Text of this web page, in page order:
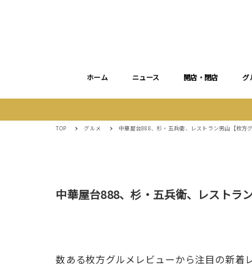
ホーム ニュース 開店・閉店 グ
TOP グルメ 中華屋台888、杉・五兵衛、レストラン男山【枚方グ
中華屋台888、杉・五兵衛、レストラ
数ある枚方グルメレビューから注目の新着